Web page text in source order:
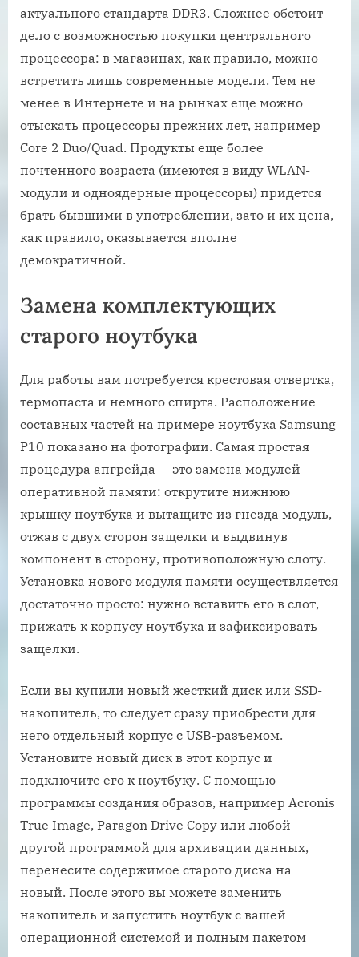
актуального стандарта DDR3. Сложнее обстоит
дело с возможностью покупки центрального
процессора: в магазинах, как правило, можно
встретить лишь современные модели. Тем не
менее в Интернете и на рынках еще можно
отыскать процессоры прежних лет, например
Core 2 Duo/Quad. Продукты еще более
почтенного возраста (имеются в виду WLAN-
модули и одноядерные процессоры) придется
брать бывшими в употреблении, зато и их цена,
как правило, оказывается вполне
демократичной.
Замена комплектующих
старого ноутбука
Для работы вам потребуется крестовая отвертка,
термопаста и немного спирта. Расположение
составных частей на примере ноутбука Samsung
P10 показано на фотографии. Самая простая
процедура апгрейда — это замена модулей
оперативной памяти: открутите нижнюю
крышку ноутбука и вытащите из гнезда модуль,
отжав с двух сторон защелки и выдвинув
компонент в сторону, противоположную слоту.
Установка нового модуля памяти осуществляется
достаточно просто: нужно вставить его в слот,
прижать к корпусу ноутбука и зафиксировать
защелки.
Если вы купили новый жесткий диск или SSD-
накопитель, то следует сразу приобрести для
него отдельный корпус с USB-разъемом.
Установите новый диск в этот корпус и
подключите его к ноутбуку. С помощью
программы создания образов, например Acronis
True Image, Paragon Drive Copy или любой
другой программой для архивации данных,
перенесите содержимое старого диска на
новый. После этого вы можете заменить
накопитель и запустить ноутбук с вашей
операционной системой и полным пакетом